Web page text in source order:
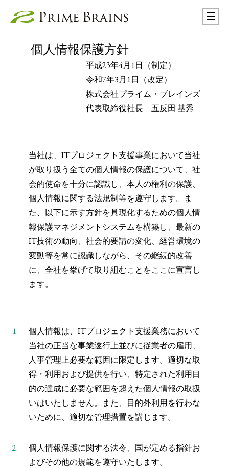
個人情報保護方針
平成23年4月1日（制定）
令和7年3月1日（改定）
株式会社プライム・ブレインズ
代表取締役社長 五反田 基秀
当社は、ITプロジェクト支援事業において当社
が取り扱う全ての個人情報の保護について、社
会的使命を十分に認識し、本人の権利の保護、
個人情報に関する法規制等を遵守します。ま
た、以下に示す方針を具現化するための個人情
報保護マネジメントシステムを構築し、最新の
IT技術の動向、社会的要請の変化、経営環境の
変動等を常に認識しながら、その継続的改善
に、全社を挙げて取り組むことをここに宣言し
ます。
1.
個人情報は、ITプロジェクト支援業務において
当社の正当な事業遂行上並びに従業者の雇用、
人事管理上必要な範囲に限定します。適切な取
得・利用および提供を行い、特定された利用目
的の達成に必要な範囲を超えた個人情報の取扱
いはいたしません。また、目的外利用を行わな
いために、適切な管理措置を講じます。
2.
個人情報保護に関する法令、国が定める指針お
よびその他の規範を遵守いたします。